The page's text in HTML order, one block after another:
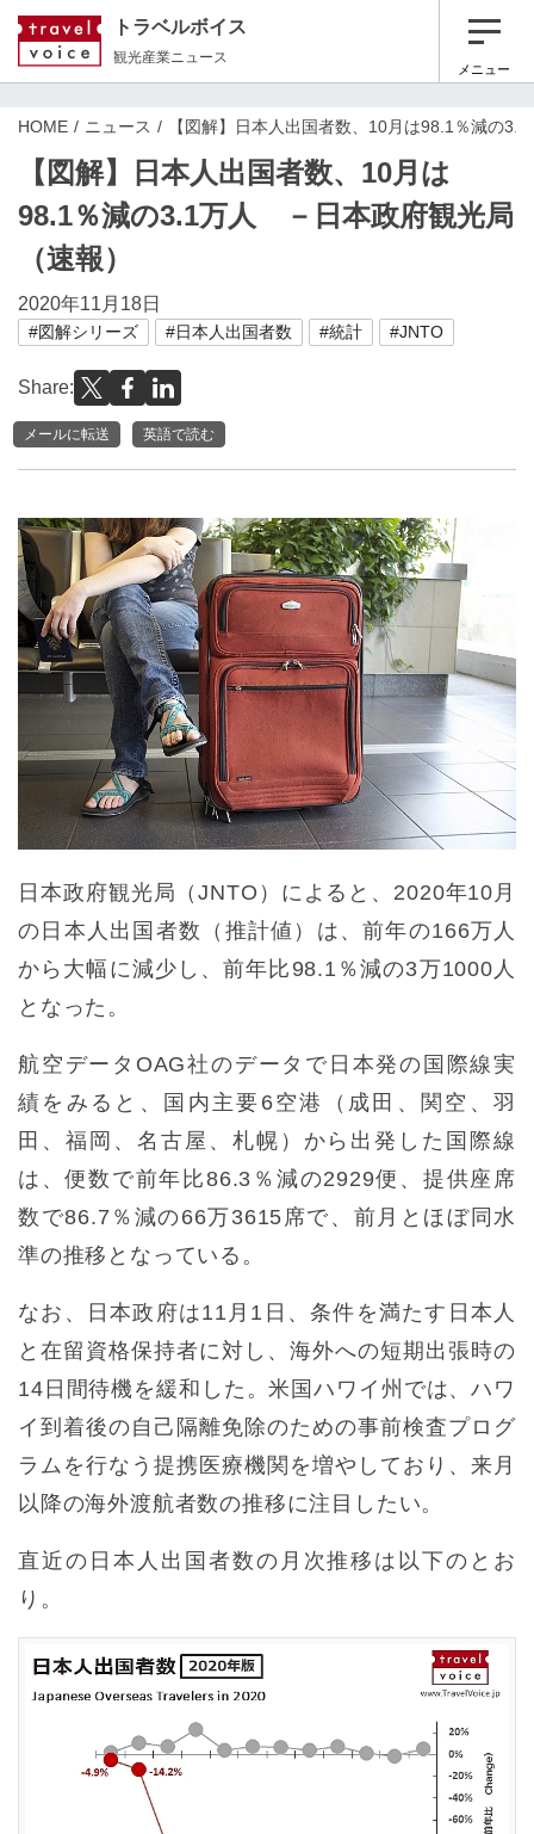
トラベルボイス
観光産業ニュース
メニュー
HOME ニュース 【図解】日本人出国者数、10月は98.1％減の
【図解】日本人出国者数、10月は
98.1％減の3.1万人 －日本政府観光局
（速報）
2020年11月18日
#図解シリーズ #日本人出国者数 #統計 #JNTO
Share:
メールに転送 英語で読む
日本政府観光局（JNTO）によると、2020年10月
の日本人出国者数（推計値）は、前年の166万人
から大幅に減少し、前年比98.1％減の3万1000人
となった。
航空データOAG社のデータで日本発の国際線実
績をみると、国内主要6空港（成田、関空、羽
田、福岡、名古屋、札幌）から出発した国際線
は、便数で前年比86.3％減の2929便、提供座席
数で86.7％減の66万3615席で、前月とほぼ同水
準の推移となっている。
なお、日本政府は11月1日、条件を満たす日本人
と在留資格保持者に対し、海外への短期出張時の
14日間待機を緩和した。米国ハワイ州では、ハワ
イ到着後の自己隔離免除のための事前検査プログ
ラムを行なう提携医療機関を増やしており、来月
以降の海外渡航者数の推移に注目したい。
直近の日本人出国者数の月次推移は以下のとお
り。